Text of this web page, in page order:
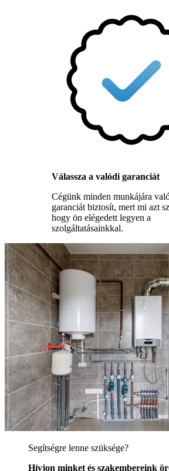
Válassza a valódi garanciát
Cégünk minden munkájára
garanciát biztosít, mert mi azt
hogy ön elégedett legyen a
szolgáltatásainkkal.
Segítségre lenne szüksége?
Hívjon minket és szakembereink